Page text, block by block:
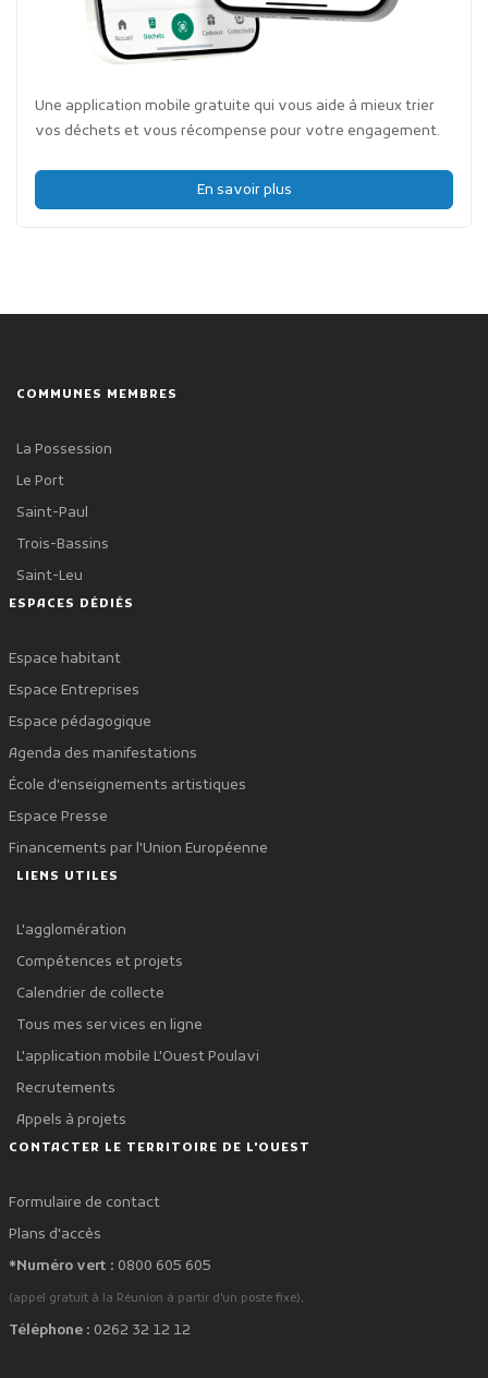
Une application mobile gratuite qui vous aide à mieux trier
vos déchets et vous récompense pour votre engagement.
En savoir plus
COMMUNES MEMBRES
La Possession
Le Port
Saint-Paul
Trois-Bassins
Saint-Leu
ESPACES DÉDIÉS
Espace habitant
Espace Entreprises
Espace pédagogique
Agenda des manifestations
École d'enseignements artistiques
Espace Presse
Financements par l'Union Européenne
LIENS UTILES
L'agglomération
Compétences et projets
Calendrier de collecte
Tous mes services en ligne
L'application mobile L'Ouest Poulavi
Recrutements
Appels à projets
CONTACTER LE TERRITOIRE DE L'OUEST
Formulaire de contact
Plans d'accès
*Numéro vert : 0800 605 605
(appel gratuit à la Réunion à partir d'un poste fixe).
Téléphone : 0262 32 12 12